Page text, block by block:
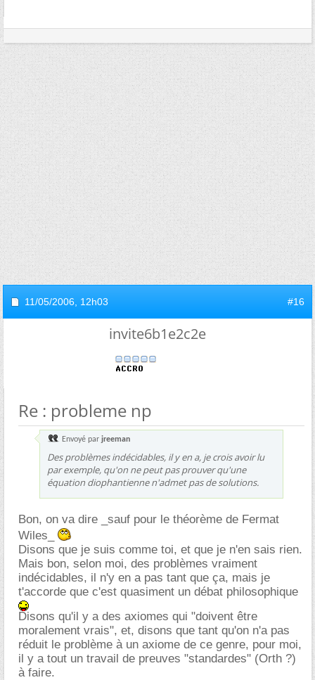
11/05/2006, 12h03 #16
invite6b1e2c2e
Re : probleme np
Envoyé par jreeman
Des problèmes indécidables, il y en a, je crois avoir lu
par exemple, qu'on ne peut pas prouver qu'une
équation diophantienne n'admet pas de solutions.
Bon, on va dire _sauf pour le théorème de Fermat
Wiles_
Disons que je suis comme toi, et que je n'en sais rien.
Mais bon, selon moi, des problèmes vraiment
indécidables, il n'y en a pas tant que ça, mais je
t'accorde que c'est quasiment un débat philosophique
Disons qu'il y a des axiomes qui "doivent être
moralement vrais", et, disons que tant qu'on n'a pas
réduit le problème à un axiome de ce genre, pour moi,
il y a tout un travail de preuves "standardes" (Orth ?)
à faire.